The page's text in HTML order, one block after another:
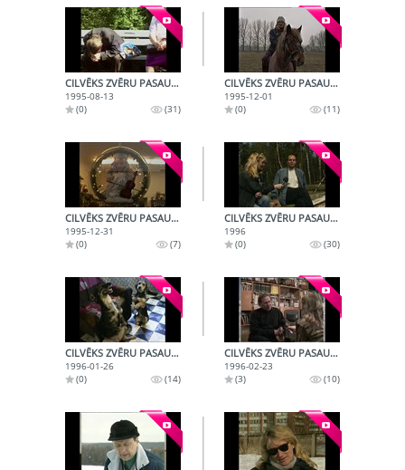
CILVĒKS ZVĒRU PASAULĒ (1995-08-13)
1995-08-13
(0)
(31)
CILVĒKS ZVĒRU PASAULĒ (1995-12-01)
1995-12-01
(0)
(11)
CILVĒKS ZVĒRU PASAULĒ (1995-12-31)
1995-12-31
(0)
(7)
CILVĒKS ZVĒRU PASAULĒ (1996)
1996
(0)
(30)
CILVĒKS ZVĒRU PASAULĒ (1996-01-26)
1996-01-26
(0)
(14)
CILVĒKS ZVĒRU PASAULĒ (1996-02-23)
1996-02-23
(3)
(10)